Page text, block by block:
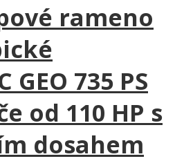
rameno
GEO 735 PS
od 110 HP s
dosahem